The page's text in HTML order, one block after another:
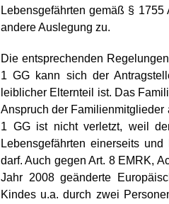
Lebensgefährten gemäß §
andere Auslegung zu.
Die entsprechenden
1 GG kann sich der
leiblicher Elternteil ist. Das
Anspruch der Familienmitglieder
1 GG ist nicht verletzt, weil
Lebensgefährten einerseits
darf. Auch gegen Art. 8 EMRK,
Jahr 2008 geänderte
Kindes u.a. durch zwei